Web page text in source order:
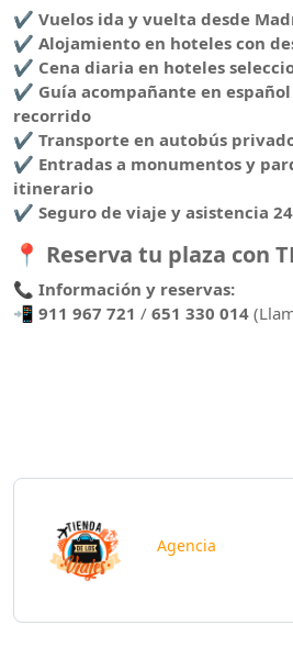
✔️ Vuelos ida y vuelta desde
✔️ Alojamiento en hoteles con
✔️ Cena diaria en hoteles
✔️ Guía acompañante en
recorrido
✔️ Transporte en autobús
✔️ Entradas a monumentos y
itinerario
✔️ Seguro de viaje y asistencia
📍 Reserva tu plaza con
📞 Información y reservas:
📲 911 967 721 / 651 330 014
Agencia